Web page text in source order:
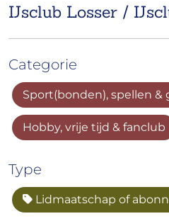
IJsclub Losser /
Categorie
Sport(bonden), spellen &
Hobby, vrije tijd & fanclub
Type
Lidmaatschap of